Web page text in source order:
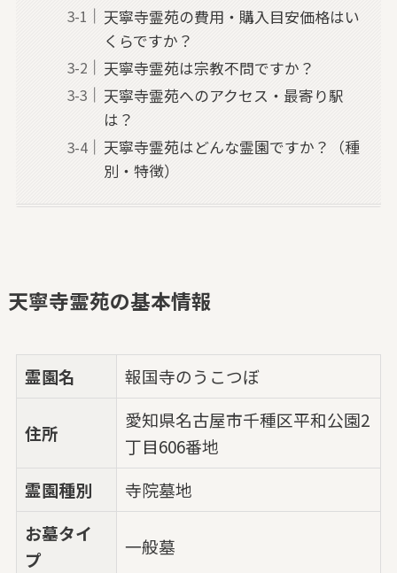
天寧寺霊苑の費用・購入目安価格はい
くらですか？
天寧寺霊苑は宗教不問ですか？
天寧寺霊苑へのアクセス・最寄り駅
は？
天寧寺霊苑はどんな霊園ですか？（種
別・特徴）
天寧寺霊苑の基本情報
霊園名 報国寺のうこつぼ
住所
愛知県名古屋市千種区平和公園2
丁目606番地
霊園種別
寺院墓地
お墓タイ
プ
一般墓